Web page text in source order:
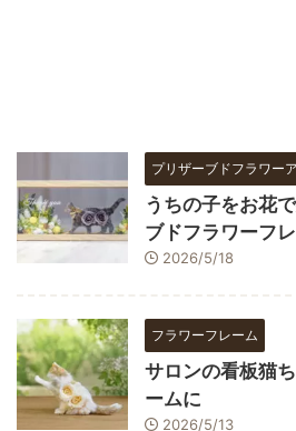
プリザーブドフラワー
うちの子をお花
ブドフラワーフ
2026/5/18
フラワーフレーム
サロンの看板猫
ームに
2026/5/13